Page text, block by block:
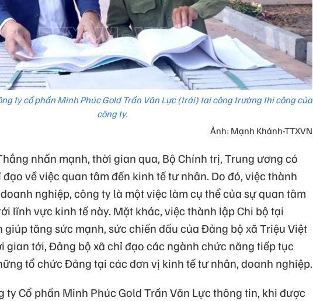
ty cổ phần Minh Phúc Gold Trần Văn Lực (trái) tai công trường thi công của
công ty.
Ảnh: Mạnh Khánh-TTXVN
nhấn mạnh, thời gian qua, Bộ Chính trị, Trung ương có
về việc quan tâm đến kinh tế tư nhân. Do đó, việc thành
nghiệp, công ty là một việc làm cụ thể của sự quan tâm
lĩnh vực kinh tế này. Mặt khác, việc thành lập Chi bộ tại
tăng sức mạnh, sức chiến đấu của Đảng bộ xã Triệu Việt
gian tới, Đảng bộ xã chỉ đạo các ngành chức năng tiếp tục
tổ chức Đảng tại các đơn vị kinh tế tư nhân, doanh nghiệp.
ty Cổ phần Minh Phúc Gold Trần Văn Lực thông tin, khi được